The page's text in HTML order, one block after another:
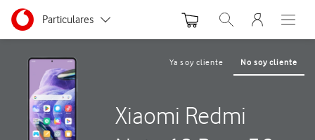
Ir a la pagina principal de vodafone.es
Menu navegación Segmento
Particulares
Autónomos
Pymes
Grandes empresas y AA.PP.
Abrir buscador. Abre
Abre
Ya soy cliente No soy cliente
Xiaomi Redmi